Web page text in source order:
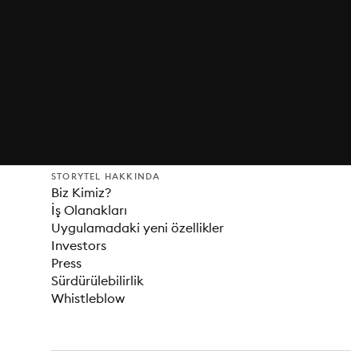
STORYTEL HAKKINDA
Biz Kimiz?
İş Olanakları
Uygulamadaki yeni özellikler
Investors
Press
Sürdürülebilirlik
Whistleblow